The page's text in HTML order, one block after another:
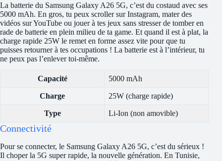
La batterie du Samsung Galaxy A26 5G, c’est du costaud avec ses
5000 mAh. En gros, tu peux scroller sur Instagram, mater des
vidéos sur YouTube ou jouer à tes jeux sans stresser de tomber en
rade de batterie en plein milieu de ta game. Et quand il est à plat, la
charge rapide 25W le remet en forme assez vite pour que tu
puisses retourner à tes occupations ! La batterie est à l’intérieur, tu
ne peux pas l’enlever toi-même.
Capacité 5000 mAh
Charge 25W (charge rapide)
Type Li-Ion (non amovible)
Connectivité
Pour se connecter, le Samsung Galaxy A26 5G, c’est du sérieux !
Il choper la 5G super rapide, la nouvelle génération. En Tunisie,